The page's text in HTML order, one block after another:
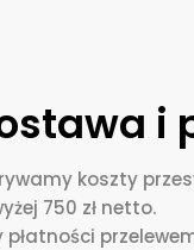
i
koszty
750 zł netto.
płatności